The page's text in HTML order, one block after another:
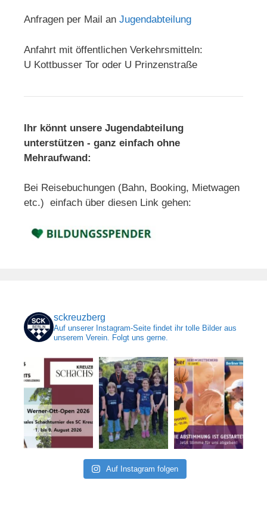
Anfragen per Mail an Jugendabteilung
Anfahrt mit öffentlichen Verkehrsmitteln:
U Kottbusser Tor oder U Prinzenstraße
Ihr könnt unsere Jugendabteilung
unterstützen - ganz einfach ohne
Mehraufwand:
Bei Reisebuchungen (Bahn, Booking, Mietwagen
etc.) einfach über diesen Link gehen:
sckreuzberg
Auf unserer Instagram-Seite findet ihr tolle Bilder aus
unserem Verein. Folgt uns gerne.
Auf Instagram folgen